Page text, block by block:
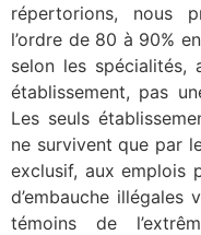
répertorions, nous
l’ordre de 80 à 90%
selon les spécialités,
établissement, pas
Les seuls
ne survivent que par
exclusif, aux emplois
d’embauche
témoins de